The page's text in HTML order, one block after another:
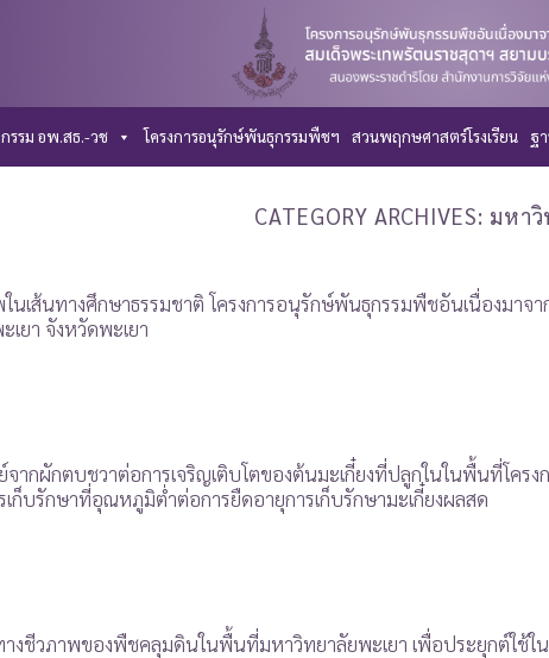
รรม อพ.สธ.-วช โครงการอนุรักษ์พันธุกรรมพืชฯ สวนพฤกษศาสตร์โรงเรียน ฐ
CATEGORY ARCHIVES: มหาวิ
นเส้นทางศึกษาธรรมชาติ โครงการอนุรักษ์พันธุกรรมพืชอันเนื่องมา
ยา จังหวัดพะเยา
ากผักตบชวาต่อการเจริญเติบโตของต้นมะเกี๋ยงที่ปลูกในในพื้นที่โคร
เก็บรักษาที่อุณหภูมิต่ำต่อการยืดอายุการเก็บรักษามะเกี๋ยงผลสด
งชีวภาพของพืชคลุมดินในพื้นที่มหาวิทยาลัยพะเยา เพื่อประยุกต์ใช้ใ